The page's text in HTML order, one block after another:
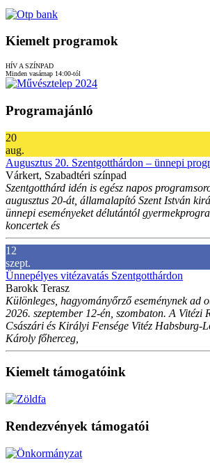
Kiemelt programok
HÍV A SZÍNPAD
Minden vasárnap 14:00-tól
Programajánló
20
aug.
Augusztus 20. Szentgotthárdon – ünnepi
Várkert, Szabadtéri színpad
Szentgotthárd idén is egész napos
augusztus 20-át, államalapító Szent István
ünnepi eseményeket délutántól
koncertek és
12
szept.
Ünnepélyes vitézavatás Szentgotthárdon
Barokk Terasz
Különleges, hagyományőrző eseménynek ad
2026. szeptember 12-én, szombaton. A Vitézi
Császári és Királyi Fensége Vitéz Habsburg-
Károly főherceg,
Kiemelt támogatóink
Rendezvények támogatói